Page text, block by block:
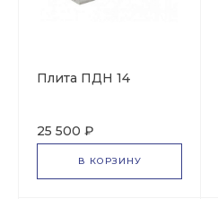
Плита ПДН 14
25 500 ₽
В КОРЗИНУ